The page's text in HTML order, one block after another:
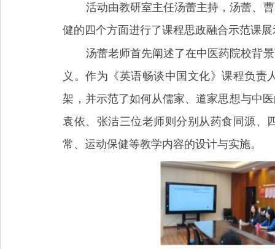
活动由教研室主任汤蕾主持，汤蕾、
健的四个方面进行了课程思政融合示范课
汤蕾老师首先阐述了在中医药院校背
义。作为《英语畅谈中国文化》课程负
架，并示范了如何从儒家、道家思想与中
袁依、张洁三位老师则分别从药食同源、
常、运动保健等教学内容的设计与实施。